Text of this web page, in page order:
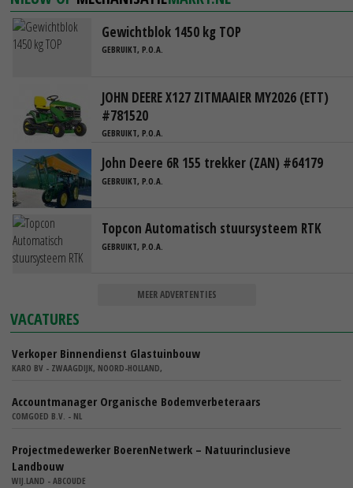
Gewichtblok 1450 kg TOP
GEBRUIKT, P.O.A.
JOHN DEERE X127 ZITMAAIER MY2026 (ETT)
#781520
GEBRUIKT, P.O.A.
John Deere 6R 155 trekker (ZAN) #64179
GEBRUIKT, P.O.A.
Topcon Automatisch stuursysteem RTK
GEBRUIKT, P.O.A.
MEER ADVERTENTIES
VACATURES
Verkoper Binnendienst Glastuinbouw
KARO BV - ZWAAGDIJK, NOORD-HOLLAND,
Accountmanager Organische Bodemverbeteraars
COMGOED B.V. - NL
Projectmedewerker BoerenNetwerk – Natuurinclusieve
Landbouw
WIJ.LAND - ABCOUDE